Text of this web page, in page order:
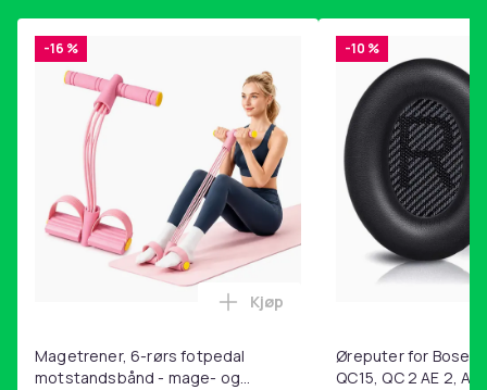
-16 %
Magetrener, 6-rørs fotpedal
motstandsbånd - mage- og
Legg Magetrener, 6-rørs
Kjøp
-10 %
Øreputer for Bose
QC15, QC 2 AE 2, AE